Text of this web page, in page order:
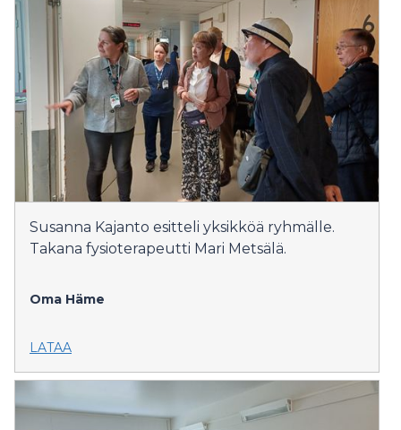
Susanna Kajanto esitteli yksikköä ryhmälle.
Takana fysioterapeutti Mari Metsälä.
Oma Häme
LATAA